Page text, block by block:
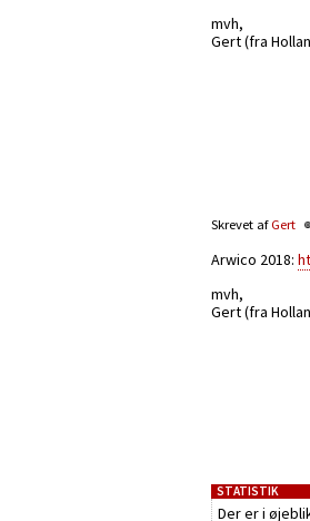
mvh,
Gert (fra
Skrevet af Gert
Arwico 2018:
mvh,
Gert (fra
STATISTIK
Der er i